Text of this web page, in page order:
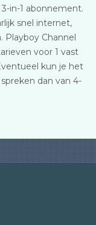
in-1 abonnement.
snel internet,
Playboy Channel
voor 1 vast
kun je het
dan van 4-